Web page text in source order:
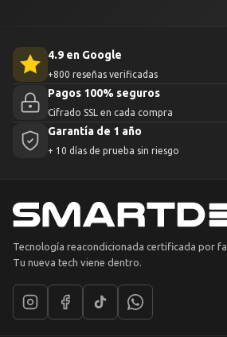
4.9 en Google
+800 reseñas verificadas
Pagos 100% seguros
Cifrado SSL en cada compra
Garantía de 1 año
+ 10 días de prueba sin riesgo
Tecnología reacondicionada certificada por
Tu nueva tech viene dentro.